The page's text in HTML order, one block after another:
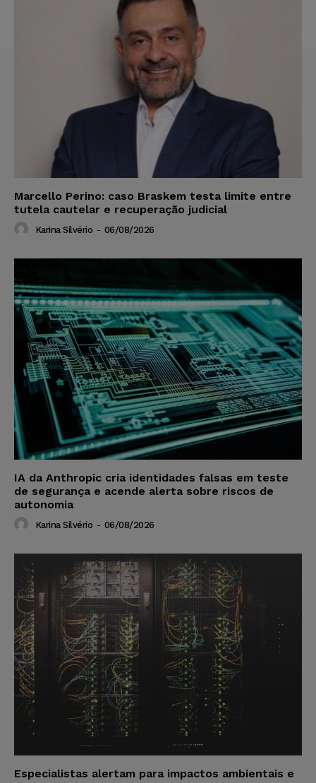
Marcello Perino: caso Braskem testa limite entre
tutela cautelar e recuperação judicial
Karina Silvério - 06/08/2026
IA da Anthropic cria identidades falsas em teste
de segurança e acende alerta sobre riscos de
autonomia
Karina Silvério - 06/08/2026
Especialistas alertam para impactos ambientais e